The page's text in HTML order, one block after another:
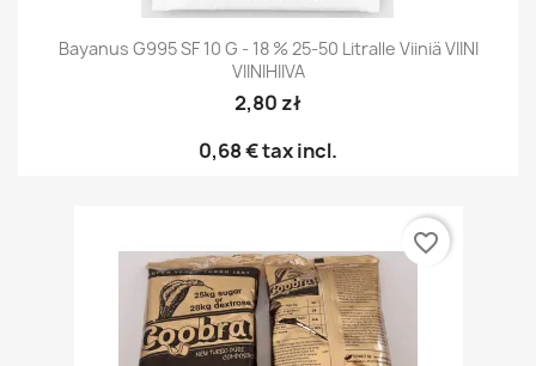
Bayanus G995 SF 10 G - 18 % 25-50 Litralle Viiniä VIINI
VIINIHIIVA
2,80 zł
0,68 €tax incl.
favorite_border